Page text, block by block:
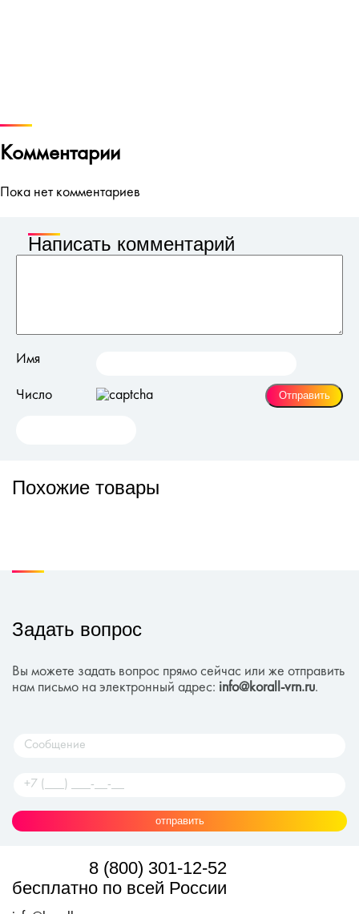
Комментарии
Пока нет комментариев
Написать комментарий
Имя
Число
Похожие товары
Задать вопрос
Вы можете задать вопрос прямо сейчас или же отправить
нам письмо на электронный адрес: info@korall-vrn.ru.
отправить
8 (800) 301-12-52
бесплатно по всей России